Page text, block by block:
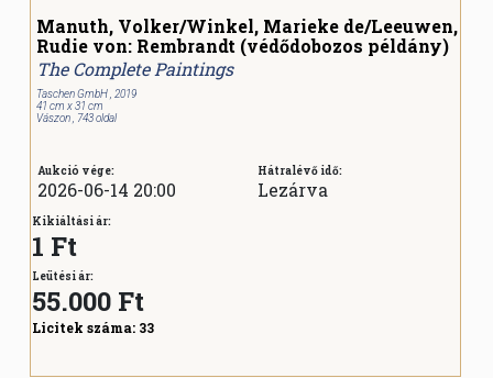
Manuth, Volker/Winkel, Marieke de/Leeuwen,
Rudie von: Rembrandt (védődobozos példány)
The Complete Paintings
Taschen GmbH , 2019
41 cm x 31 cm
Vászon , 743 oldal
Aukció vége:
2026-06-14 20:00
Hátralévő idő:
Lezárva
Kikiáltási ár:
1 Ft
Leütési ár:
55.000 Ft
Licitek száma: 33